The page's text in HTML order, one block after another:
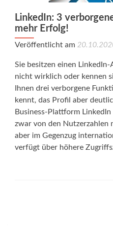
LinkedIn: 3
mehr Erfolg!
Veröffentlicht am
Sie besitzen einen
nicht wirklich oder kennen
Ihnen drei verborgene
kennt, das Profil aber
Business-Plattform
zwar von den
aber im Gegenzug
verfügt über höhere